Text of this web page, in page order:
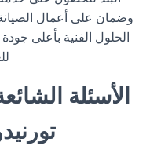
وضمان على أعمال
الحلول الفنية بأعلى
الأسئلة